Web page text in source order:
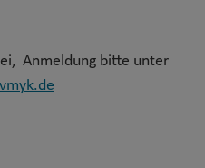
Anmeldung bitte unter